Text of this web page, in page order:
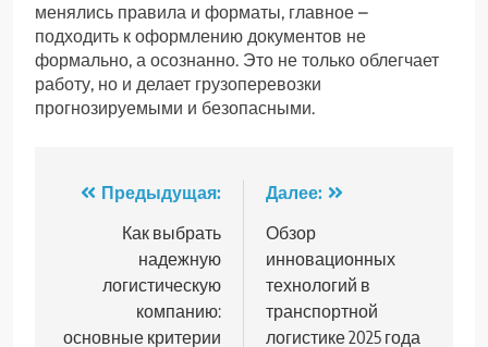
менялись правила и форматы, главное –
подходить к оформлению документов не
формально, а осознанно. Это не только облегчает
работу, но и делает грузоперевозки
прогнозируемыми и безопасными.
Навигация
записям
Предыдущая:
Как выбрать
надежную
логистическую
компанию:
основные критерии
Далее:
Обзор
инновационных
технологий в
транспортной
логистике 2025 года